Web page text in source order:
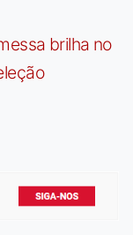
brilha no